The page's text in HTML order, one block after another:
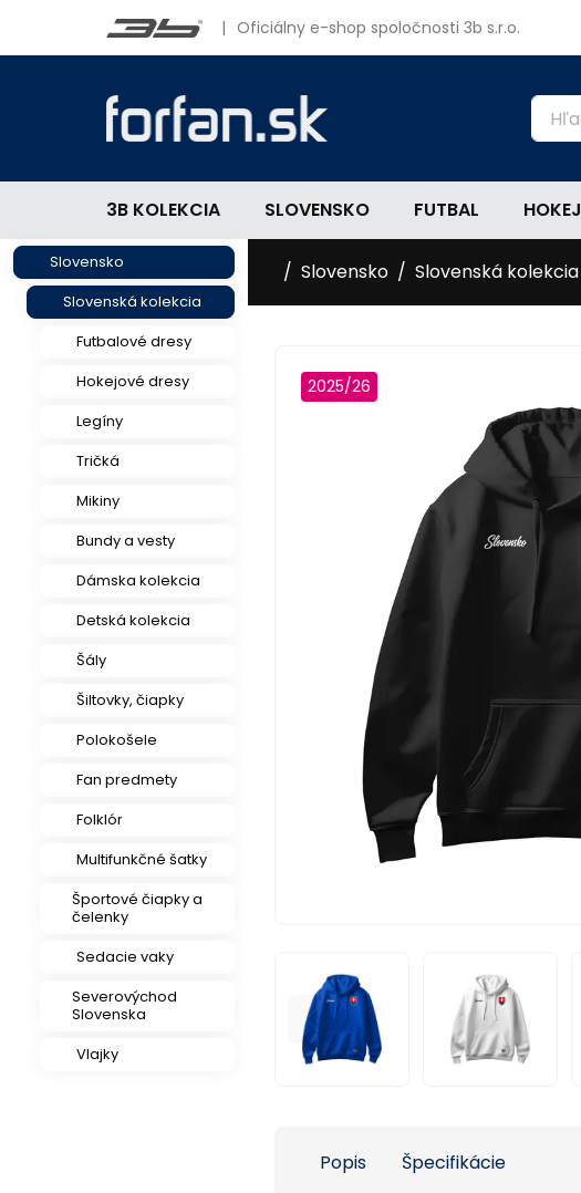
| Oficiálny e-shop spoločnosti 3b s.r.o.
3B KOLEKCIA SLOVENSKO FUTBAL HOKEJ
Slovensko
Slovenská kolekcia
Futbalové dresy
Hokejové dresy
Legíny
Tričká
Mikiny
Bundy a vesty
Dámska kolekcia
Detská kolekcia
Šály
Šiltovky, čiapky
Polokošele
Fan predmety
Folklór
Multifunkčné šatky
Športové čiapky a
čelenky
Sedacie vaky
Severovýchod
Slovenska
Vlajky
Slovensko Slovenská kolekcia
2025/26
Popis Špecifikácie